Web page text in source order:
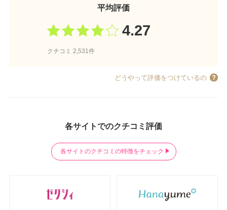
平均評価
4.27
クチコミ 2,531件
どうやって評価をつけているの
各サイトでのクチコミ評価
各サイトのクチコミの特徴をチェック